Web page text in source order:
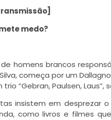
medo?
homens brancos
começa por um
“Gebran, Paulsen, Laus”,
insistem em desprezar
como livros e filmes